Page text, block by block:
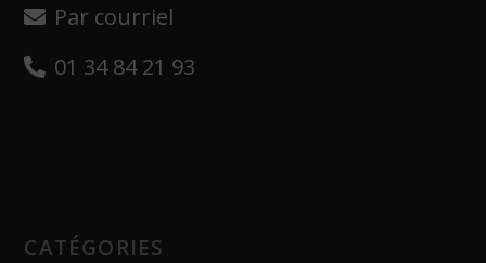
Par courriel
01 34 84 21 93
CATÉGORIES